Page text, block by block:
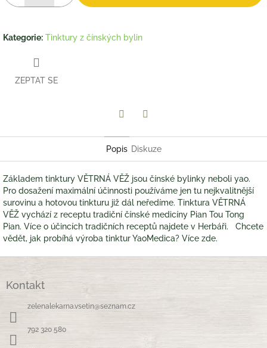
Kategorie: Tinktury z čínských bylin
ZEPTAT SE
Popis Diskuze
Základem tinktury VĚTRNÁ VĚŽ jsou čínské bylinky neboli yao.
Pro dosažení maximální účinnosti používáme jen tu nejkvalitnější
surovinu a hotovou tinkturu již dál neředíme. Tinktura VĚTRNÁ
VĚŽ vychází z receptu tradiční čínské medicíny Pian Tou Tong
Pian. Více o účincích tradičních receptů najdete v Herbáři. Chcete
vědět, jak probíhá výroba tinktur YaoMedica? Více zde.
Kontakt
zelenalekarna.vsetin@seznam.cz
792 320 580